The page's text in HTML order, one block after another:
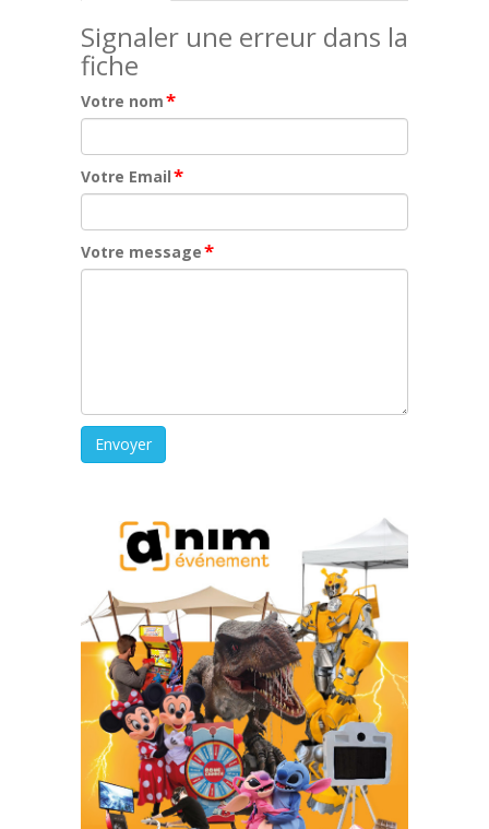
Signaler une erreur dans la
fiche
Votre nom*
Votre Email*
Votre message*